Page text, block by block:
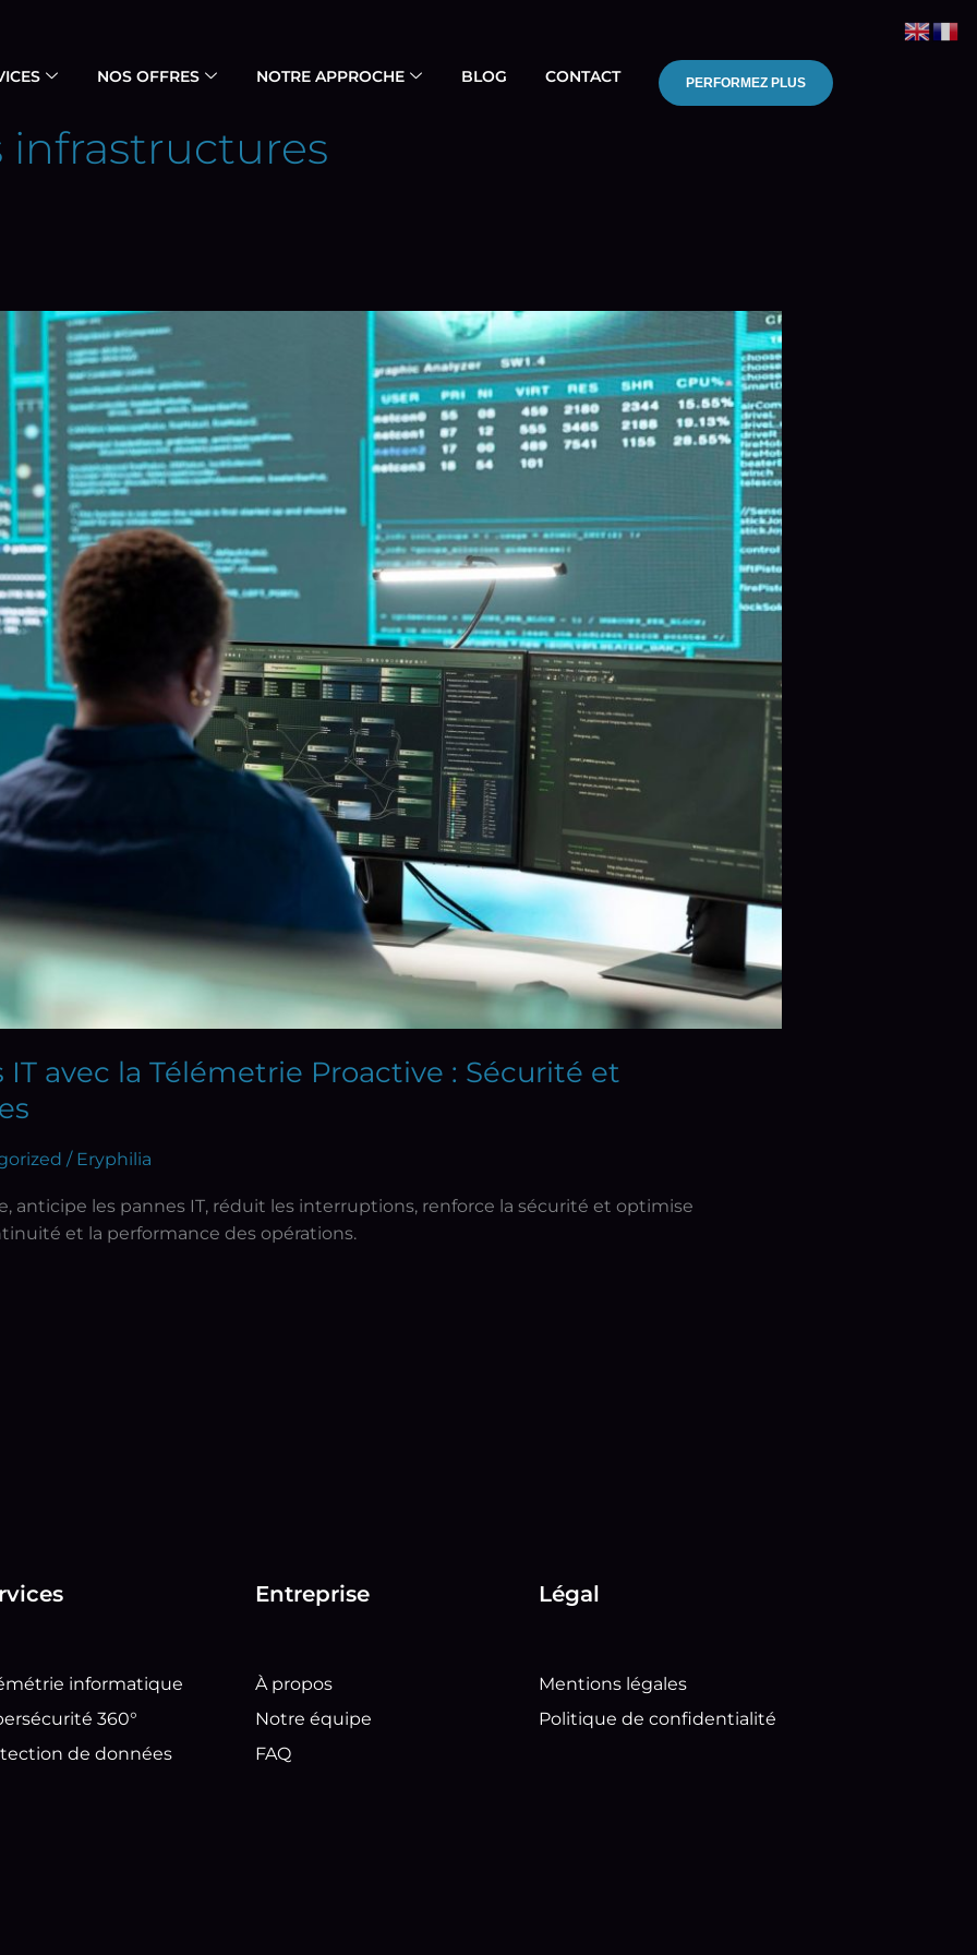
NOS OFFRES NOTRE APPROCHE BLOG CONTACT PERFORMEZ PLUS
avec la Télémetrie Proactive : Sécurité et
/ Eryphilia
anticipe les pannes IT, réduit les interruptions, renforce la sécurité et optimise
et la performance des opérations.
informatique
360°
de données
Entreprise
À propos
Notre équipe
FAQ
Légal
Mentions légales
Politique de confidentialité